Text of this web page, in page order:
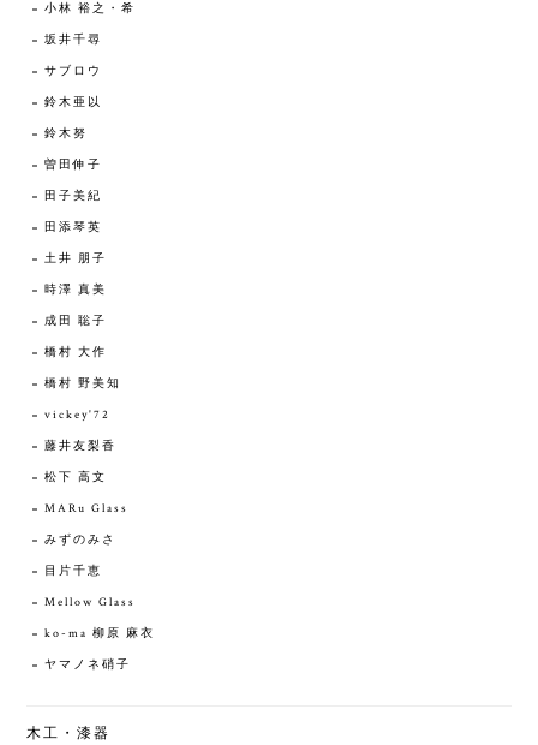
小林 裕之・希
坂井千尋
サブロウ
鈴木亜以
鈴木努
曽田伸子
田子美紀
田添琴英
土井 朋子
時澤 真美
成田 聡子
橋村 大作
橋村 野美知
vickey'72
藤井友梨香
松下 高文
MARu Glass
みずのみさ
目片千恵
Mellow Glass
ko-ma 柳原 麻衣
ヤマノネ硝子
木工・漆器